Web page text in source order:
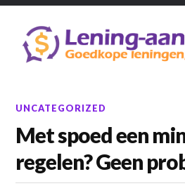
UNCATEGORIZED
Met spoed een
regelen? Geen